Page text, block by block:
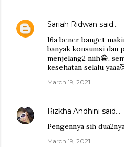
Sariah Ridwan said…
I6a bener banget
banyak konsumsi dan
menjelang2 niih😁,
kesehatan selalu
March 19, 2021
Rizkha Andhini said…
Pengennya sih
March 19, 2021